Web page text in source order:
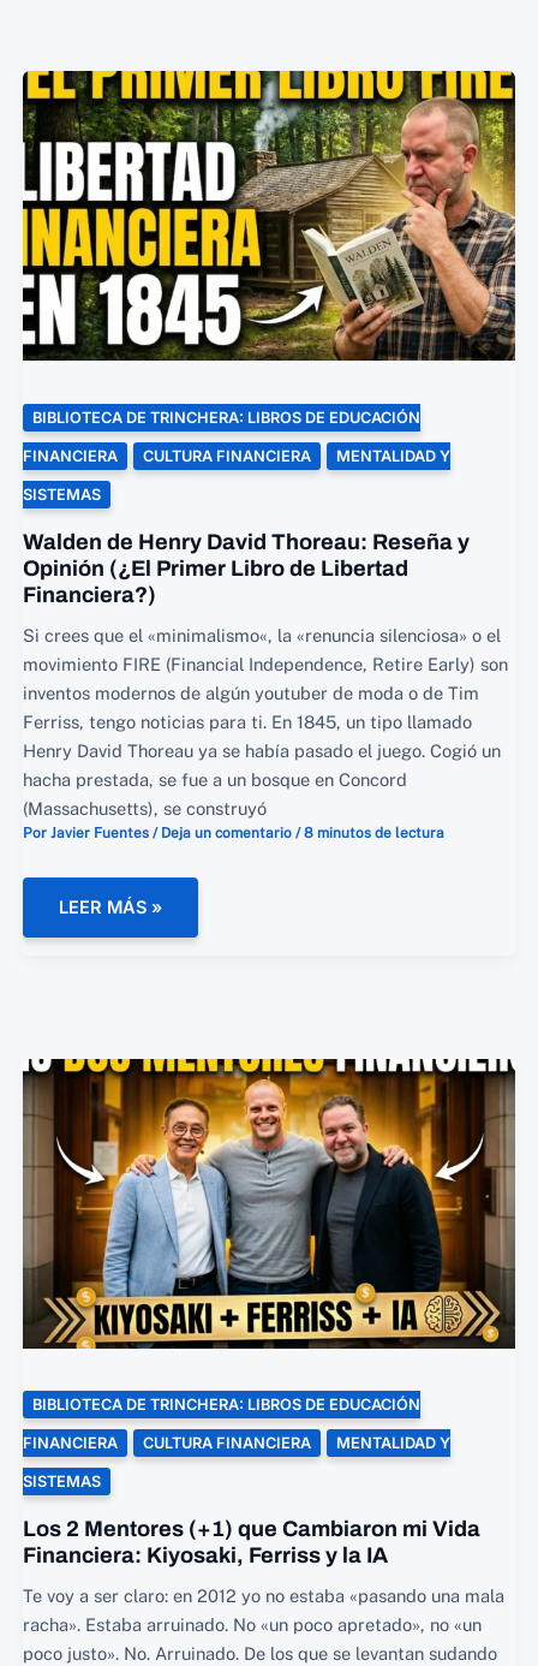
LIBRO:
RESUMEN
DE
LA
PSICOLOGÍA
DEL
DINERO
BIBLIOTECA DE TRINCHERA: LIBROS DE EDUCACIÓN
FINANCIERA CULTURA FINANCIERA MENTALIDAD Y
SISTEMAS
Walden de Henry David Thoreau: Reseña y
Opinión (¿El Primer Libro de Libertad
Financiera?)
Si crees que el «minimalismo«, la «renuncia silenciosa» o el
movimiento FIRE (Financial Independence, Retire Early) son
inventos modernos de algún youtuber de moda o de Tim
Ferriss, tengo noticias para ti. En 1845, un tipo llamado
Henry David Thoreau ya se había pasado el juego. Cogió un
hacha prestada, se fue a un bosque en Concord
(Massachusetts), se construyó
Por Javier Fuentes / Deja un comentario /8 minutos de lectura
WALDEN
HENRY
PRIMER
LIBRO
LIBERTAD
FINANCIERA?)
LEER MÁS »
BIBLIOTECA DE TRINCHERA: LIBROS DE EDUCACIÓN
FINANCIERA CULTURA FINANCIERA MENTALIDAD Y
SISTEMAS
Los 2 Mentores (+1) que Cambiaron mi Vida
Financiera: Kiyosaki, Ferriss y la IA
Te voy a ser claro: en 2012 yo no estaba «pasando una mala
racha». Estaba arruinado. No «un poco apretado», no «un
poco justo». No. Arruinado. De los que se levantan sudando